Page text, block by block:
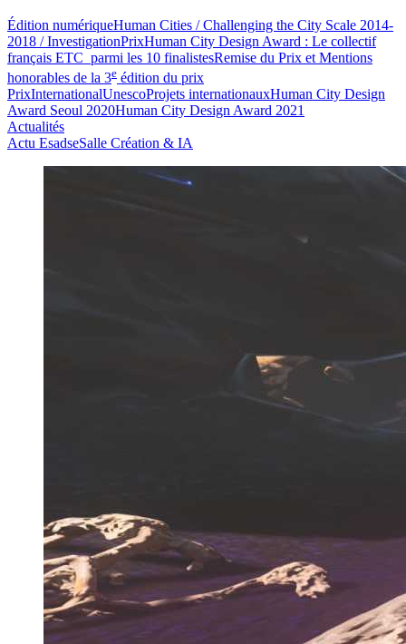
Édition numériqueHuman Cities / Challenging the City Scale 2014-
2018 / InvestigationPrixHuman City Design Award : Le collectif
français ETC parmi les 10 finalistesRemise du Prix et Mentions
honorables de la 3e édition du prix
PrixInternationalUnescoProjets internationauxHuman City Design
Award Seoul 2020Human City Design Award 2021
Actualités
Actu EsadseSalle Création & IA